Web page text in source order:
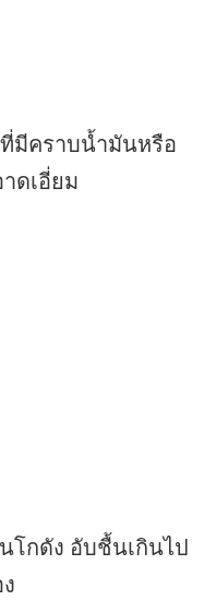
มีคราบน้ำมันหรือ
ดเอี่ยม
โกดัง อับชื้นเกินไป